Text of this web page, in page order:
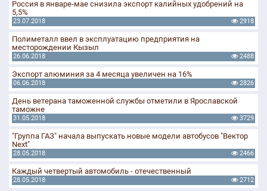
Россия в январе-мае снизила экспорт калийных удобрений на
5,5%
23.07.2018 2918
Полиметалл ввел в эксплуатацию предприятия на
месторождении Кызыл
26.06.2018 2488
Экспорт алюминия за 4 месяца увеличен на 16%
06.06.2018 2826
День ветерана таможенной службы отметили в Ярославской
таможне
31.05.2018 3729
"Группа ГАЗ" начала выпускать новые модели автобусов "Вектор
Next"
28.05.2018 2466
Каждый четвертый автомобиль - отечественный
28.05.2018 2712